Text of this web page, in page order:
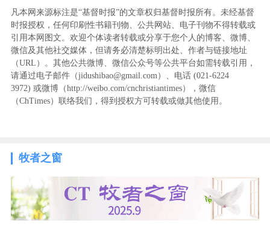
凡本网来源标注是“基督时报”的文章权归基督时报所有。未经基督
时报授权，任何印刷性书籍刊物、公共网站、电子刊物不得转载或
引用本网图文。欢迎个体读者转载或分享于您个人的博客、微博、
微信及其他社交媒体，但请务必清楚标明出处、作者与链接地址
（URL）。其他公共微博、微信公众号等公共平台如需转载引用，
请通过电子邮件（jidushibao@gmail.com）、电话 (021-6224
3972) ‬或微博（http://weibo.com/cnchristiantimes），微信
（ChTimes）联络我们，得到授权方可转载或做其他使用。
牧者之窗